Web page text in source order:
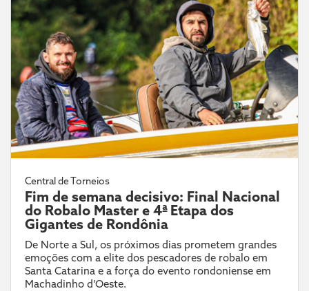
Central de Torneios
Fim de semana decisivo: Final Nacional
do Robalo Master e 4ª Etapa dos
Gigantes de Rondônia
De Norte a Sul, os próximos dias prometem grandes
emoções com a elite dos pescadores de robalo em
Santa Catarina e a força do evento rondoniense em
Machadinho d’Oeste.